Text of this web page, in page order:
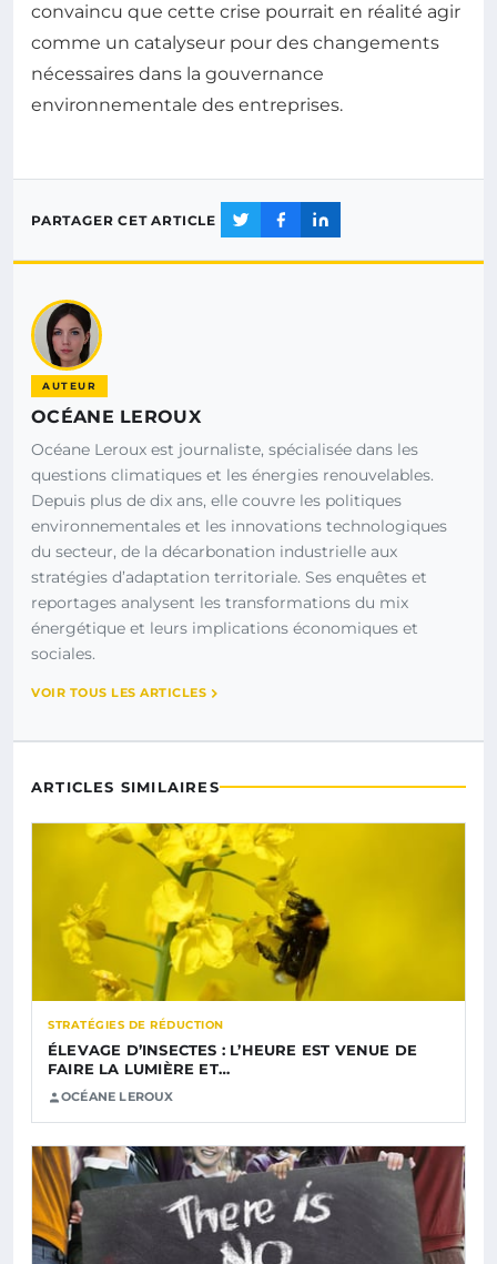
convaincu que cette crise pourrait en réalité agir
comme un catalyseur pour des changements
nécessaires dans la gouvernance
environnementale des entreprises.
PARTAGER CET ARTICLE
AUTEUR
OCÉANE LEROUX
Océane Leroux est journaliste, spécialisée dans les
questions climatiques et les énergies renouvelables.
Depuis plus de dix ans, elle couvre les politiques
environnementales et les innovations technologiques
du secteur, de la décarbonation industrielle aux
stratégies d’adaptation territoriale. Ses enquêtes et
reportages analysent les transformations du mix
énergétique et leurs implications économiques et
sociales.
VOIR TOUS LES ARTICLES
ARTICLES SIMILAIRES
STRATÉGIES DE RÉDUCTION
ÉLEVAGE D’INSECTES : L’HEURE EST VENUE DE
FAIRE LA LUMIÈRE ET…
OCÉANE LEROUX